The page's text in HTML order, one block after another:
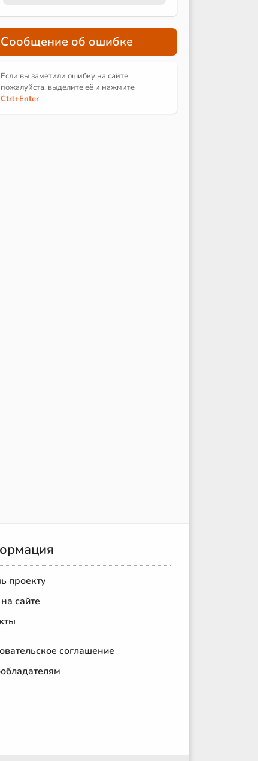
Сообщение об ошибке
Если вы заметили ошибку на сайте,
пожалуйста, выделите её и нажмите
Ctrl+Enter
проекту
сайте
соглашение